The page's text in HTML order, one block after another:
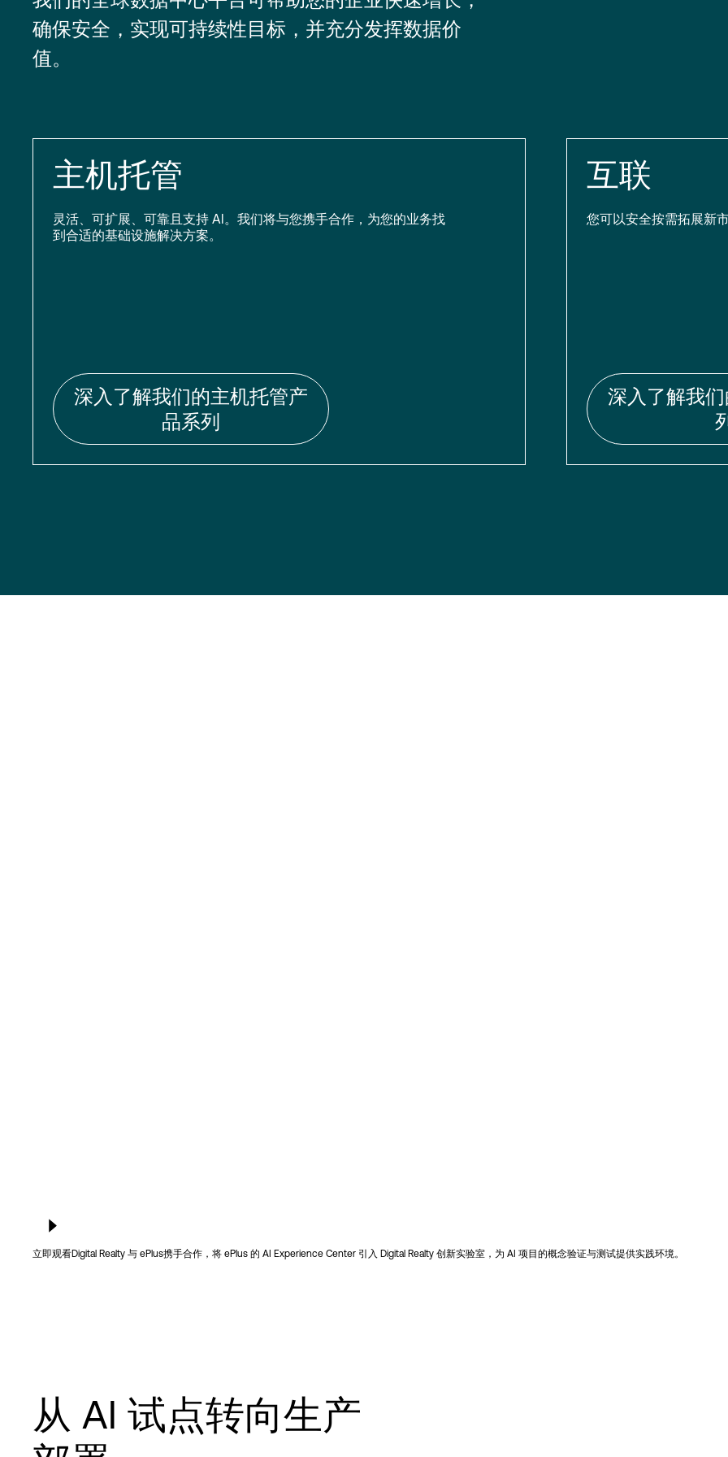
确保安全，实现可持续性目标，并充分发挥数据价
值。
主机托管
灵活、可扩展、可靠且支持 AI。我们将与您携手合作，为您的业务找
到合适的基础设施解决方案。
深入了解我们的主机托管产
品系列
互联
您可以安全按需拓展新
深入了解我
立即观看Digital Realty 与 ePlus携手合作，将 ePlus 的 AI Experience Center 引入 Digital Realty 创新实验室，为 AI 项目的概念验证与测试提供实践环境。
从 AI 试点转向生产